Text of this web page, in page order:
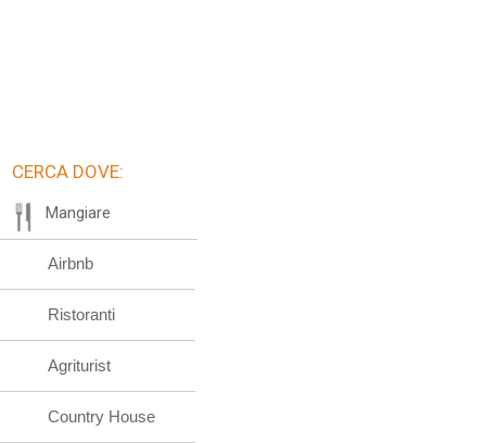
CERCA DOVE:
Mangiare
Airbnb
Ristoranti
Agriturist
Country House